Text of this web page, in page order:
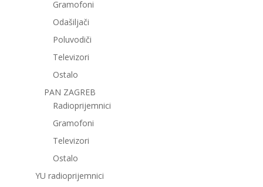
Gramofoni
Odašiljači
Poluvodiči
Televizori
Ostalo
PAN ZAGREB
Radioprijemnici
Gramofoni
Televizori
Ostalo
YU radioprijemnici